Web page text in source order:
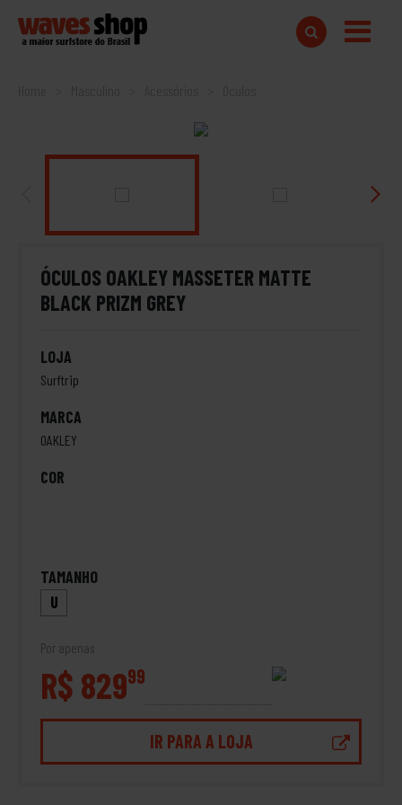
Home
ÓCULOS OAKLEY MASSETER MATTE
BLACK PRIZM GREY
LOJA
Surftrip
MARCA
OAKLEY
COR
TAMANHO
U
Por apenas
R$ 82999
IR PARA A LOJA